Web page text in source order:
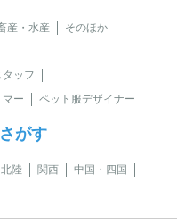
産・水産 そのほか
ッフ
マー ペット服デザイナー
がす
陸 関西
中国・四国